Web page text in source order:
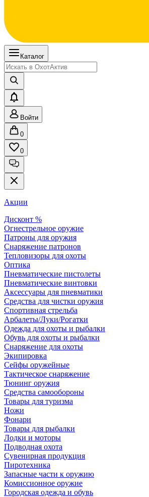
Каталог
Войти
0
0
Акции
Дисконт %
Огнестрельное оружие
Патроны для оружия
Снаряжение патронов
Тепловизоры для охоты
Оптика
Пневматические пистолеты
Пневматические винтовки
Аксессуары для пневматики
Средства для чистки оружия
Спортивная стрельба
Арбалеты/Луки/Рогатки
Одежда для охоты и рыбалки
Обувь для охоты и рыбалки
Снаряжение для охоты
Экипировка
Сейфы оружейные
Тактическое снаряжение
Тюнинг оружия
Средства самообороны
Товары для туризма
Ножи
Фонари
Товары для рыбалки
Лодки и моторы
Подводная охота
Сувенирная продукция
Пиротехника
Запасные части к оружию
Комиссионное оружие
Городская одежда и обувь